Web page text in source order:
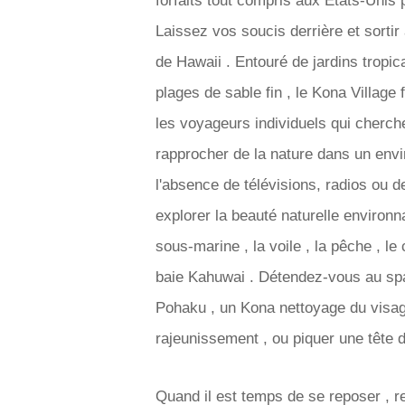
Laissez vos soucis derrière et
de Hawaii . Entouré de jardins
plages de sable fin , le Kona
les voyageurs individuels qui
rapprocher de la nature dans un
l'absence de télévisions, radios ou
explorer la beauté naturelle
sous-marine , la voile , la pêche ,
baie Kahuwai . Détendez-vous au
Pohaku , un Kona nettoyage du
rajeunissement , ou piquer une tête
Quand il est temps de se reposer ,